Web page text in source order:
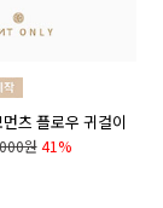
츠 플로우 귀걸이
원 41%